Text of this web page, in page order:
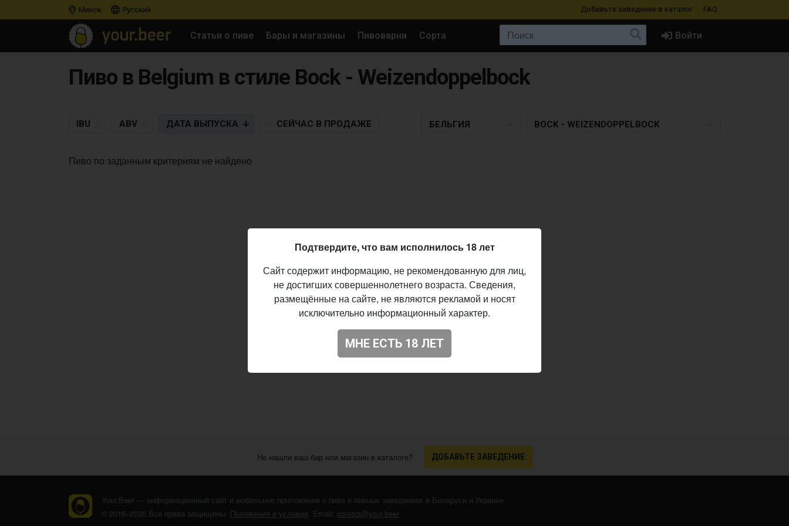
Минск Русский Добавьте заведение в каталог FAQ
Статьи о пиве Бары и магазины Пивоварни Сорта Войти
Пиво в Belgium в стиле Bock - Weizendoppelbock
IBU ABV ДАТА ВЫПУСКА СЕЙЧАС В ПРОДАЖЕ БЕЛЬГИЯ BOCK - WEIZENDOPPELBOCK
Пиво по заданным критериям не найдено
Не нашли ваш бар или магазин в каталоге? ДОБАВЬТЕ ЗАВЕДЕНИЕ
Your.Beer — информационный сайт и мобильное приложение о пиве и пивных заведениях в Беларуси и Украине
© 2016–2026 Все права защищены. Положения и условия. Email: contact@your.beer
Подтвердите, что вам исполнилось 18 лет
Сайт содержит информацию, не рекомендованную для лиц,
не достигших совершеннолетнего возраста. Сведения,
размещённые на сайте, не являются рекламой и носят
исключительно информационный характер.
МНЕ ЕСТЬ 18 ЛЕТ